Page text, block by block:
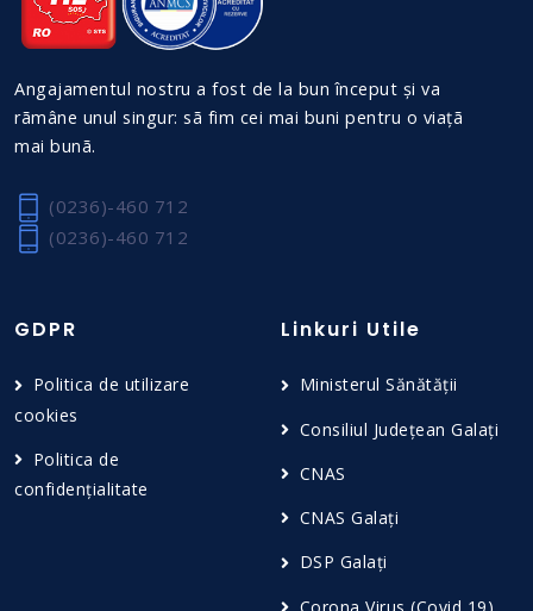
Angajamentul nostru a fost de la bun început și va
rãmâne unul singur: sã fim cei mai buni pentru o viațã
mai bunã.
(0236)-460 712
(0236)-460 712
GDPR
Politica de utilizare
cookies
Politica de
confidențialitate
Linkuri Utile
Ministerul Sănătății
Consiliul Județean Galați
CNAS
CNAS Galați
DSP Galați
Corona Virus (Covid 19)